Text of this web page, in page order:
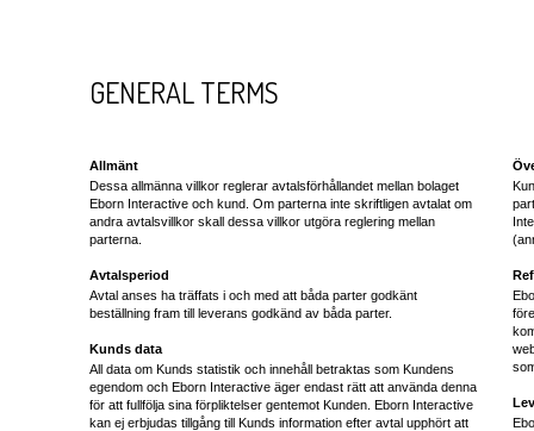
GENERAL TERMS
Allmänt
Dessa allmänna villkor reglerar avtalsförhållandet mellan bolaget
Eborn Interactive och kund. Om parterna inte skriftligen avtalat om
andra avtalsvillkor skall dessa villkor utgöra reglering mellan
parterna.
Avtalsperiod
Avtal anses ha träffats i och med att båda parter godkänt
beställning fram till leverans godkänd av båda parter.
Kunds data
All data om Kunds statistik och innehåll betraktas som Kundens
egendom och Eborn Interactive äger endast rätt att använda denna
för att fullfölja sina förpliktelser gentemot Kunden. Eborn Interactive
kan ej erbjudas tillgång till Kunds information efter avtal upphört att